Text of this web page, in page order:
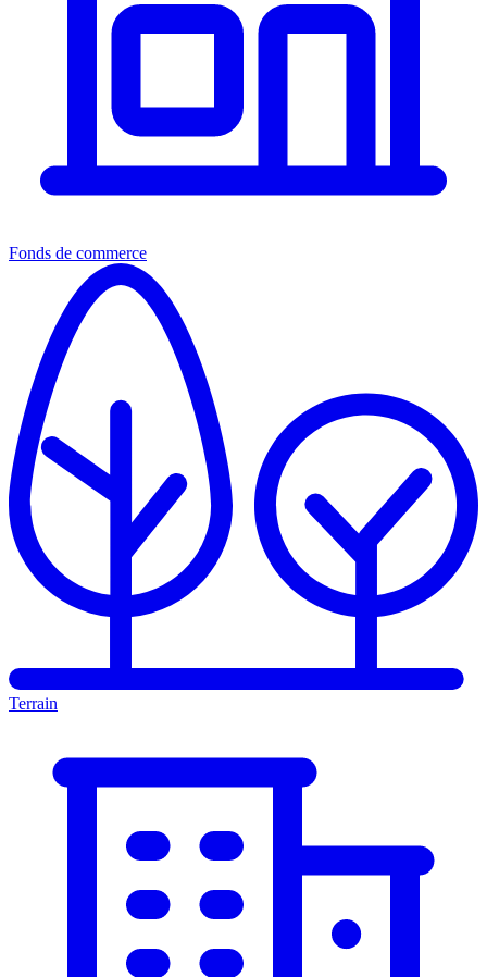
Fonds de commerce
Terrain